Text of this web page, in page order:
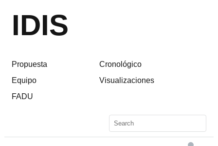
IDIS
Propuesta
Equipo
FADU
Cronológico
Visualizaciones